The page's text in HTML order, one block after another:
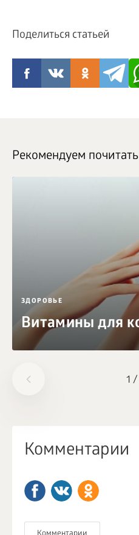
Поделиться статьей
1 /
Рекомендуем
ЗДОРОВЬЕ
Витамины для
Комментарии